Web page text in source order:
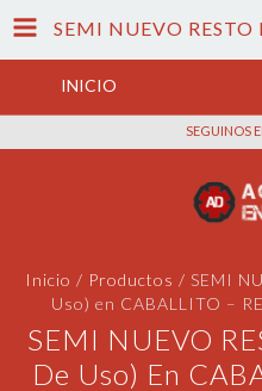
INICIO
SEGUINOS
Inicio / Productos / SEMI
Uso) en CABALLITO –
SEMI NUEVO
De Uso) En